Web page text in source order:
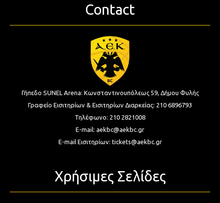
Contact
Γήπεδο SUNEL Arena: Κωνσταντινουπόλεως 59, Δήμου Φυλής
Γραφείο Εισιτηρίων & Εισιτηρίων Διαρκείας: 210 6896793
Τηλέφωνο: 210 2821008
E-mail: aekbc@aekbc.gr
E-mail Εισιτηρίων: tickets@aekbc.gr
Χρήσιμες Σελίδες